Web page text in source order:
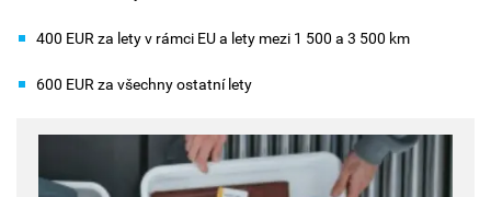
400 EUR za lety v rámci EU a lety mezi 1 500 a 3 500 km
600 EUR za všechny ostatní lety